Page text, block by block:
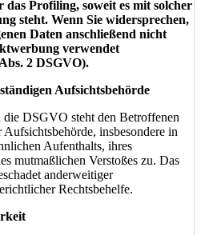
das Profiling, soweit es mit solcher
steht. Wenn Sie widersprechen,
Daten anschließend nicht
verwendet
2 DSGVO).
Aufsichtsbehörde
DSGVO steht den Betroffenen
insbesondere in
Aufenthalts, ihres
mutmaßlichen Verstoßes zu. Das
anderweitiger
Rechtsbehelfe.